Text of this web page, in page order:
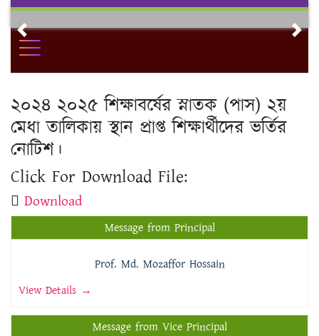
Skip
contentPrevious
২০২৪ ২০২৫ শিক্ষাবর্ষের স্নাতক (পাস) ২য়
মেধা তালিকায় স্থান প্রাপ্ত শিক্ষার্থীদের ভর্তির
নোটিশ।
Click For Download File:
Download
Message from Principal
Prof. Md. Mozaffor Hossain
View Details →
Message from Vice Principal